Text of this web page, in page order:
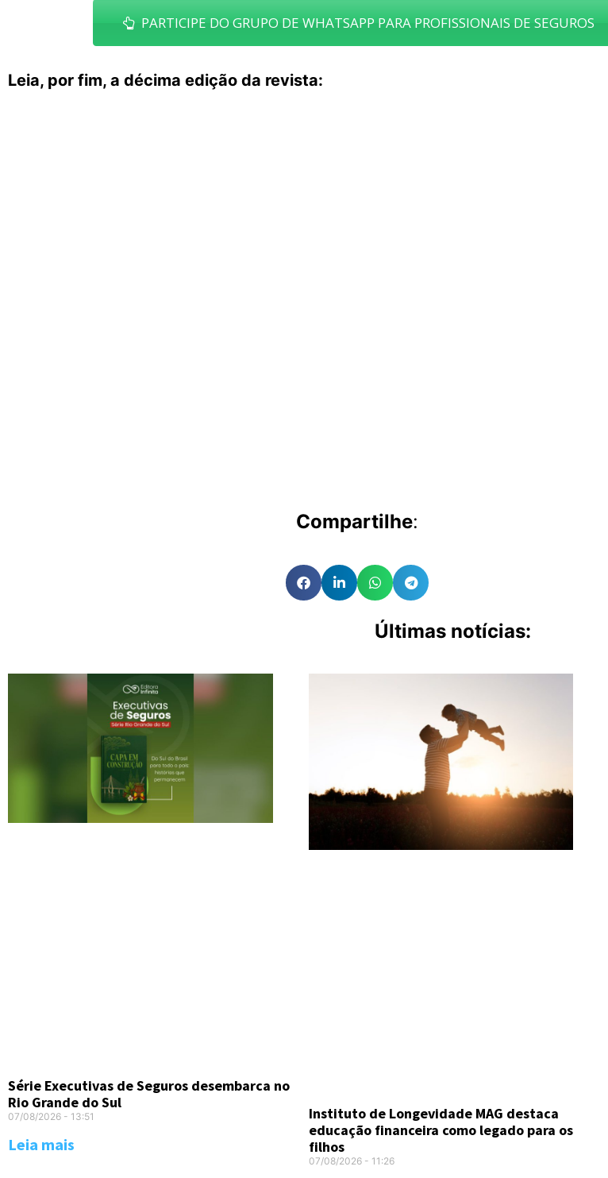
PARTICIPE DO GRUPO DE WHATSAPP PARA PROFISSIONAIS DE SEGUROS
Leia, por fim, a décima edição da revista:
Compartilhe:
Últimas notícias:
Série Executivas de Seguros desembarca no
Rio Grande do Sul
07/08/2026 13:51
Leia mais
Instituto de Longevidade MAG destaca
educação financeira como legado para os
filhos
07/08/2026 11:26